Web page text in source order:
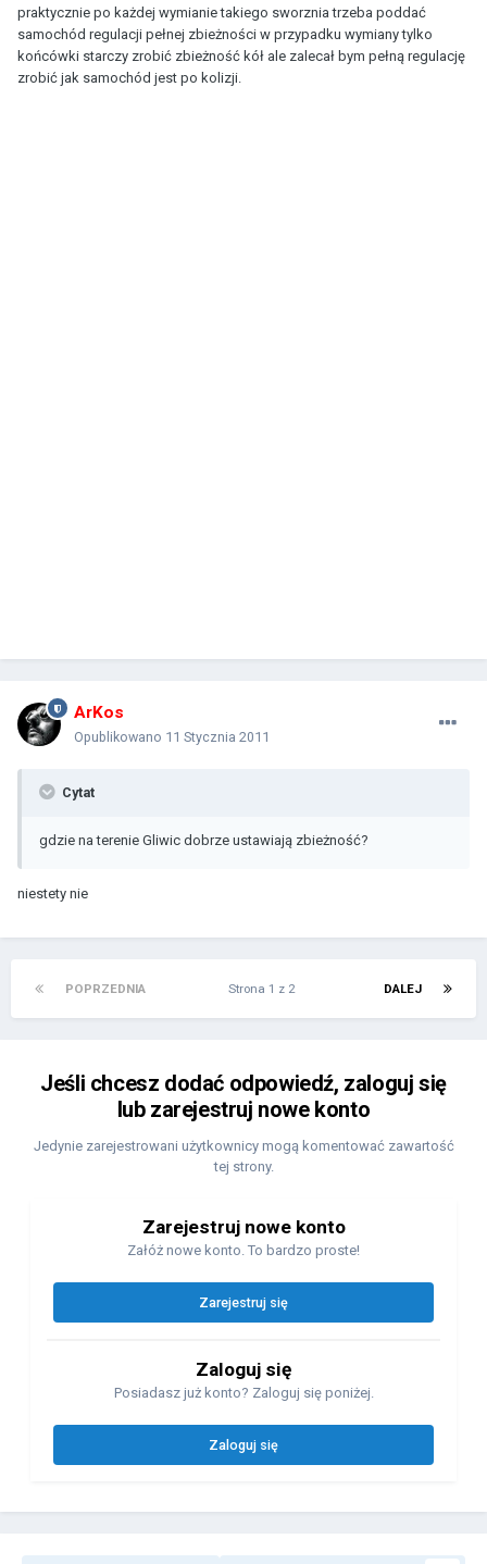
praktycznie po każdej wymianie takiego sworznia trzeba poddać
samochód regulacji pełnej zbieżności w przypadku wymiany tylko
końcówki starczy zrobić zbieżność kół ale zalecał bym pełną regulację
zrobić jak samochód jest po kolizji.
ArKos
Opublikowano 11 Stycznia 2011
Cytat
gdzie na terenie Gliwic dobrze ustawiają zbieżność?
niestety nie
POPRZEDNIA DALEJ
Strona 1 z 2
Jeśli chcesz dodać odpowiedź, zaloguj się
lub zarejestruj nowe konto
Jedynie zarejestrowani użytkownicy mogą komentować zawartość
tej strony.
Zarejestruj nowe konto
Załóż nowe konto. To bardzo proste!
Zarejestruj się
Zaloguj się
Posiadasz już konto? Zaloguj się poniżej.
Zaloguj się